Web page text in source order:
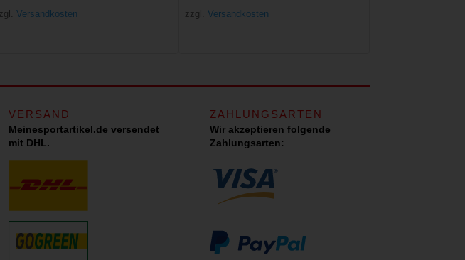
Versandkosten zzgl. Versandkosten
VERSAND
Meinesportartikel.de versendet
mit DHL.
ZAHLUNGSARTEN
Wir akzeptieren folgende
Zahlungsarten: